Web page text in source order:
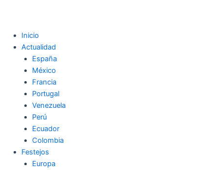
Inicio
Actualidad
España
México
Francia
Portugal
Venezuela
Perú
Ecuador
Colombia
Festejos
Europa